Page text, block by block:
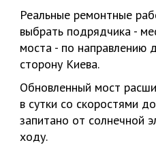
Реальные ремонтные
выбрать подрядчика -
моста - по направлению
сторону Киева.
Обновленный мост
в сутки со скоростями
запитано от солнечной
ходу.